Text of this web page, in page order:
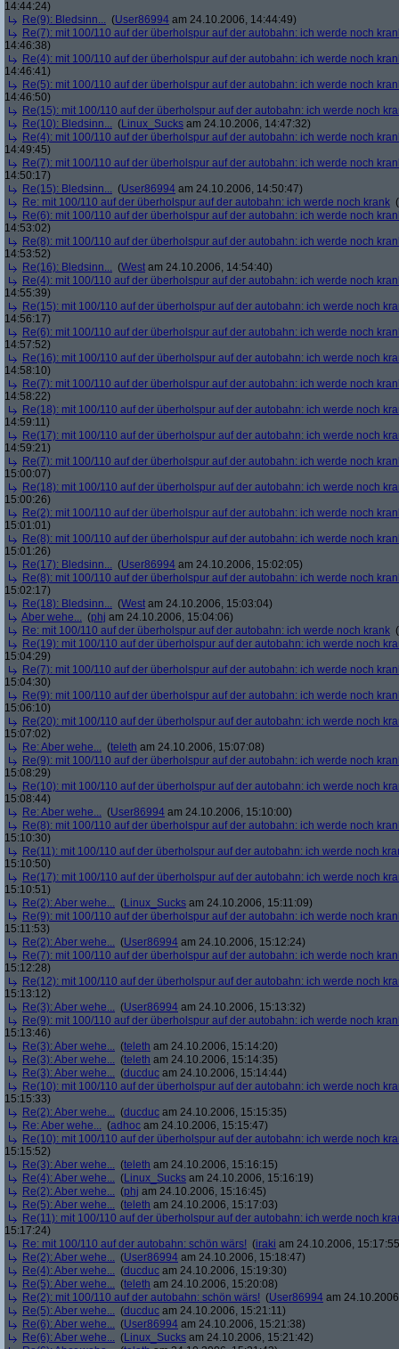
14:44:24)
Re(9): Bledsinn... (User86994 am 24.10.2006, 14:44:49)
Re(7): mit 100/110 auf der überholspur auf der autobahn: ich werde noch
14:46:38)
Re(4): mit 100/110 auf der überholspur auf der autobahn: ich werde noch
14:46:41)
Re(5): mit 100/110 auf der überholspur auf der autobahn: ich werde noch
14:46:50)
Re(15): mit 100/110 auf der überholspur auf der autobahn: ich werde noch
Re(10): Bledsinn... (Linux_Sucks am 24.10.2006, 14:47:32)
Re(4): mit 100/110 auf der überholspur auf der autobahn: ich werde noch
14:49:45)
Re(7): mit 100/110 auf der überholspur auf der autobahn: ich werde noch
14:50:17)
Re(15): Bledsinn... (User86994 am 24.10.2006, 14:50:47)
Re: mit 100/110 auf der überholspur auf der autobahn: ich werde noch krank (
Re(6): mit 100/110 auf der überholspur auf der autobahn: ich werde noch
14:53:02)
Re(8): mit 100/110 auf der überholspur auf der autobahn: ich werde noch
14:53:52)
Re(16): Bledsinn... (West am 24.10.2006, 14:54:40)
Re(4): mit 100/110 auf der überholspur auf der autobahn: ich werde noch
14:55:39)
Re(15): mit 100/110 auf der überholspur auf der autobahn: ich werde noch
14:56:17)
Re(6): mit 100/110 auf der überholspur auf der autobahn: ich werde noch
14:57:52)
Re(16): mit 100/110 auf der überholspur auf der autobahn: ich werde noch
14:58:10)
Re(7): mit 100/110 auf der überholspur auf der autobahn: ich werde noch
14:58:22)
Re(18): mit 100/110 auf der überholspur auf der autobahn: ich werde noch
14:59:11)
Re(17): mit 100/110 auf der überholspur auf der autobahn: ich werde noch
14:59:21)
Re(7): mit 100/110 auf der überholspur auf der autobahn: ich werde noch
15:00:07)
Re(18): mit 100/110 auf der überholspur auf der autobahn: ich werde noch
15:00:26)
Re(2): mit 100/110 auf der überholspur auf der autobahn: ich werde noch
15:01:01)
Re(8): mit 100/110 auf der überholspur auf der autobahn: ich werde noch
15:01:26)
Re(17): Bledsinn... (User86994 am 24.10.2006, 15:02:05)
Re(8): mit 100/110 auf der überholspur auf der autobahn: ich werde noch
15:02:17)
Re(18): Bledsinn... (West am 24.10.2006, 15:03:04)
Aber wehe... (phj am 24.10.2006, 15:04:06)
Re: mit 100/110 auf der überholspur auf der autobahn: ich werde noch krank (
Re(19): mit 100/110 auf der überholspur auf der autobahn: ich werde noch
15:04:29)
Re(7): mit 100/110 auf der überholspur auf der autobahn: ich werde noch
15:04:30)
Re(9): mit 100/110 auf der überholspur auf der autobahn: ich werde noch
15:06:10)
Re(20): mit 100/110 auf der überholspur auf der autobahn: ich werde noch
15:07:02)
Re: Aber wehe... (teleth am 24.10.2006, 15:07:08)
Re(9): mit 100/110 auf der überholspur auf der autobahn: ich werde noch
15:08:29)
Re(10): mit 100/110 auf der überholspur auf der autobahn: ich werde noch
15:08:44)
Re: Aber wehe... (User86994 am 24.10.2006, 15:10:00)
Re(8): mit 100/110 auf der überholspur auf der autobahn: ich werde noch
15:10:30)
Re(11): mit 100/110 auf der überholspur auf der autobahn: ich werde noch
15:10:50)
Re(17): mit 100/110 auf der überholspur auf der autobahn: ich werde noch
15:10:51)
Re(2): Aber wehe... (Linux_Sucks am 24.10.2006, 15:11:09)
Re(9): mit 100/110 auf der überholspur auf der autobahn: ich werde noch
15:11:53)
Re(2): Aber wehe... (User86994 am 24.10.2006, 15:12:24)
Re(7): mit 100/110 auf der überholspur auf der autobahn: ich werde noch
15:12:28)
Re(12): mit 100/110 auf der überholspur auf der autobahn: ich werde noch
15:13:12)
Re(3): Aber wehe... (User86994 am 24.10.2006, 15:13:32)
Re(9): mit 100/110 auf der überholspur auf der autobahn: ich werde noch
15:13:46)
Re(3): Aber wehe... (teleth am 24.10.2006, 15:14:20)
Re(3): Aber wehe... (teleth am 24.10.2006, 15:14:35)
Re(3): Aber wehe... (ducduc am 24.10.2006, 15:14:44)
Re(10): mit 100/110 auf der überholspur auf der autobahn: ich werde noch
15:15:33)
Re(2): Aber wehe... (ducduc am 24.10.2006, 15:15:35)
Re: Aber wehe... (adhoc am 24.10.2006, 15:15:47)
Re(10): mit 100/110 auf der überholspur auf der autobahn: ich werde noch
15:15:52)
Re(3): Aber wehe... (teleth am 24.10.2006, 15:16:15)
Re(4): Aber wehe... (Linux_Sucks am 24.10.2006, 15:16:19)
Re(2): Aber wehe... (phj am 24.10.2006, 15:16:45)
Re(5): Aber wehe... (teleth am 24.10.2006, 15:17:03)
Re(11): mit 100/110 auf der überholspur auf der autobahn: ich werde noch
15:17:24)
Re: mit 100/110 auf der autobahn: schön wärs! (iraki am 24.10.2006,
Re(2): Aber wehe... (User86994 am 24.10.2006, 15:18:47)
Re(4): Aber wehe... (ducduc am 24.10.2006, 15:19:30)
Re(5): Aber wehe... (teleth am 24.10.2006, 15:20:08)
Re(2): mit 100/110 auf der autobahn: schön wärs! (User86994 am
Re(5): Aber wehe... (ducduc am 24.10.2006, 15:21:11)
Re(6): Aber wehe... (User86994 am 24.10.2006, 15:21:38)
Re(6): Aber wehe... (Linux_Sucks am 24.10.2006, 15:21:42)